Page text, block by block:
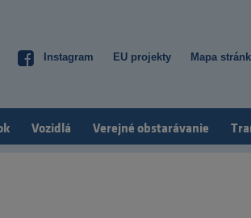
Top
Instagram EU projekty Mapa
Vozidlá Verejné obstarávanie